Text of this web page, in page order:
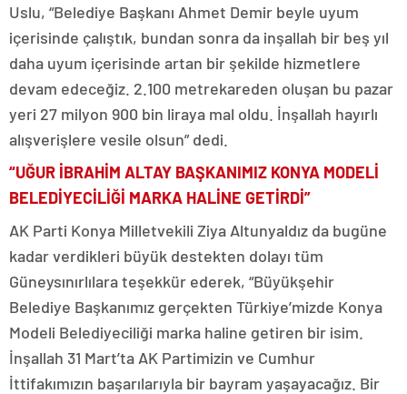
Uslu, “Belediye Başkanı Ahmet Demir beyle uyum
içerisinde çalıştık, bundan sonra da inşallah bir beş yıl
daha uyum içerisinde artan bir şekilde hizmetlere
devam edeceğiz. 2.100 metrekareden oluşan bu pazar
yeri 27 milyon 900 bin liraya mal oldu. İnşallah hayırlı
alışverişlere vesile olsun” dedi.
“UĞUR İBRAHİM ALTAY BAŞKANIMIZ KONYA MODELİ
BELEDİYECİLİĞİ MARKA HALİNE GETİRDİ”
AK Parti Konya Milletvekili Ziya Altunyaldız da bugüne
kadar verdikleri büyük destekten dolayı tüm
Güneysınırlılara teşekkür ederek, “Büyükşehir
Belediye Başkanımız gerçekten Türkiye’mizde Konya
Modeli Belediyeciliği marka haline getiren bir isim.
İnşallah 31 Mart’ta AK Partimizin ve Cumhur
İttifakımızın başarılarıyla bir bayram yaşayacağız. Bir